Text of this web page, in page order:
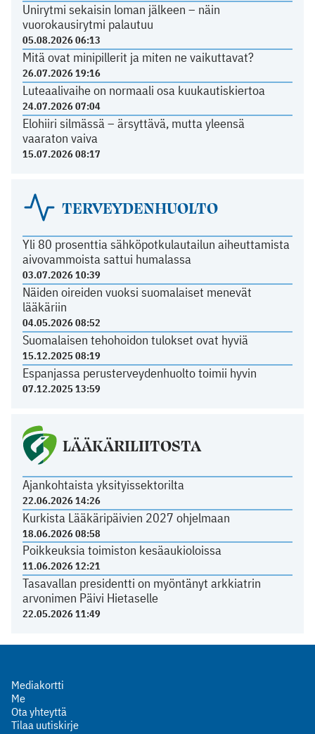
Unirytmi sekaisin loman jälkeen – näin
vuorokausirytmi palautuu
05.08.2026 06:13
Mitä ovat minipillerit ja miten ne vaikuttavat?
26.07.2026 19:16
Luteaalivaihe on normaali osa kuukautiskiertoa
24.07.2026 07:04
Elohiiri silmässä – ärsyttävä, mutta yleensä
vaaraton vaiva
15.07.2026 08:17
TERVEYDENHUOLTO
Yli 80 prosenttia sähköpotkulautailun aiheuttamista
aivovammoista sattui humalassa
03.07.2026 10:39
Näiden oireiden vuoksi suomalaiset menevät
lääkäriin
04.05.2026 08:52
Suomalaisen tehohoidon tulokset ovat hyviä
15.12.2025 08:19
Espanjassa perusterveydenhuolto toimii hyvin
07.12.2025 13:59
LÄÄKÄRILIITOSTA
Ajankohtaista yksityissektorilta
22.06.2026 14:26
Kurkista Lääkäripäivien 2027 ohjelmaan
18.06.2026 08:58
Poikkeuksia toimiston kesäaukioloissa
11.06.2026 12:21
Tasavallan presidentti on myöntänyt arkkiatrin
arvonimen Päivi Hietaselle
22.05.2026 11:49
Mediakortti
Me
Ota yhteyttä
Tilaa uutiskirje